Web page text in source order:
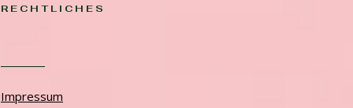
RECHTLICHES
Impressum